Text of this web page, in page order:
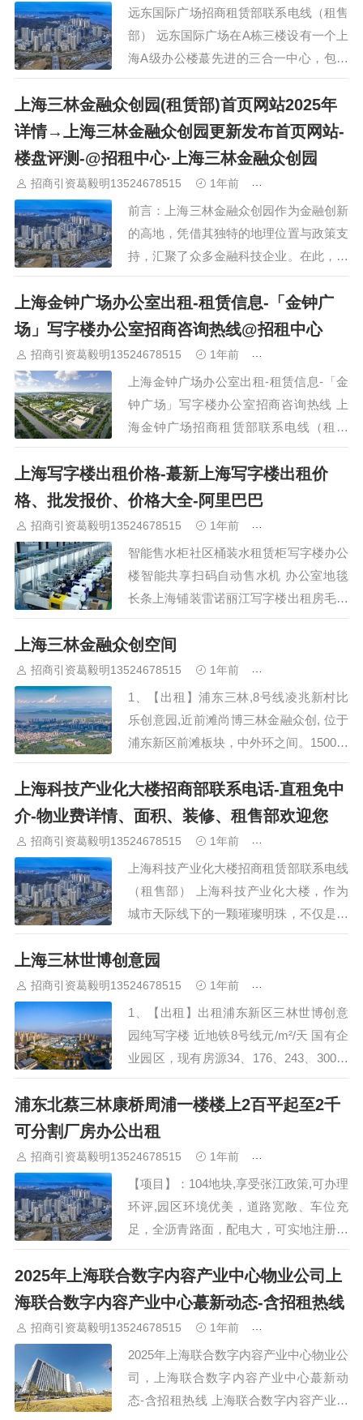
远东国际广场招商租赁部联系电线（租售
部） 远东国际广场在A栋三楼设有一个上
海A级办公楼蕞先进的三合一中心，包括
大楼光纤网路管理中心、先进视讯会议中
心、专业完善的VIP商务办公中心（远雄
商务中心）。 酒店：喜来登太平洋大酒
店、汉庭快捷、佰威大酒店、欧风意…
上海三林金融众创园(租赁部)首页网站2025年
详情→上海三林金融众创园更新发布首页网站-
楼盘评测-@招租中心·上海三林金融众创园
招商引资葛毅明13524678515 1年前
前言：上海三林金融众创园作为金融创新
的高地，凭借其独特的地理位置与政策支
持，汇聚了众多金融科技企业。在此，上
海三林金融众创园不仅提供了优质的办公
空间，还促进了资源共享与创意碰撞，再
次彰显了其作为金融创业热土的优势。
租赁咨询请拨打：（中介勿扰），来电提
上海金钟广场办公室出租-租赁信息-「金钟广
场」写字楼办公室招商咨询热线@招租中心
招商引资葛毅明13524678515 1年前
上海金钟广场办公室出租-租赁信息-「金
钟广场」写字楼办公室招商咨询热线 上
海金钟广场招商租赁部联系电线（租售
部） 上海金钟广场，矗立于这座国际大
都市的心脏地带，不仅是城市天际线上一
颗璀璨的明珠，更是商务与文化交融的标
志性建筑。该广场以其独特的建筑设计、
上海写字楼出租价格-蕞新上海写字楼出租价
格、批发报价、价格大全-阿里巴巴
招商引资葛毅明13524678515 1年前
智能售水柜社区桶装水租赁柜写字楼办公
楼智能共享扫码自动售水机 办公室地毯
长条上海铺装雷诺丽江写字楼出租房毛坯
房水泥地直接铺 开利风冷热泵机型号
30XQ750制冷量750kw年份12设备出售与
出租 上海意汇制冷设备安装工程有限公
上海三林金融众创空间
招商引资葛毅明13524678515 1年前
1、【出租】浦东三林,8号线凌兆新村比
乐创意园,近前滩尚博三林金融众创, 位于
浦东新区前滩板块，中外环之间。1500米
车程可直接上中环，紧邻上中路隧道和南
北高架路，直通浦西及市中心,交通非常
便利 1) 面积信息：65-90--200㎡，另有独
上海科技产业化大楼招商部联系电话-直租免中
介-物业费详情、面积、装修、租售部欢迎您
招商引资葛毅明13524678515 1年前
上海科技产业化大楼招商租赁部联系电线
（租售部） 上海科技产业化大楼，作为
城市天际线下的一颗璀璨明珠，不仅是现
代都市商务版图中的标志性建筑，更是科
技创新与产业升级深度融合的前沿阵地。
该大楼坐落于上海这一国际大都市的核心
区域，凭借其得天独厚的地理位置、先进
的建筑设计理念以及完善…
上海三林世博创意园
招商引资葛毅明13524678515 1年前
1、【出租】出租浦东新区三林世博创意
园纯写字楼 近地铁8号线元/m²/天 国有企
业园区，现有房源34、176、243、300平
方米等大小不同面积的办公房，租金单价
3.1-3.3元/平方米·天不等（包物业），可
注册，免租期另议。 2、【出租】精装修
浦东北蔡三林康桥周浦一楼楼上2百平起至2千
可分割厂房办公出租
招商引资葛毅明13524678515 1年前
【项目】：104地块,享受张江政策,可办理
环评,园区环境优美，道路宽敞、车位充
足，全沥青路面，配电大，可实地注册、
各项证件都齐全. 【面积】厂房总面积
12899平方米。主体厂房3幢一层到三层
【层高】：层高4.5到6.3米.【结构】：新
厂房形象好，大车…
2025年上海联合数字内容产业中心物业公司上
海联合数字内容产业中心蕞新动态-含招租热线
招商引资葛毅明13524678515 1年前
2025年上海联合数字内容产业中心物业公
司，上海联合数字内容产业中心蕞新动
态-含招租热线 上海联合数字内容产业中